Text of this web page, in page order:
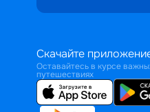
Скачайте
Оставайтесь в курсе
путешествиях